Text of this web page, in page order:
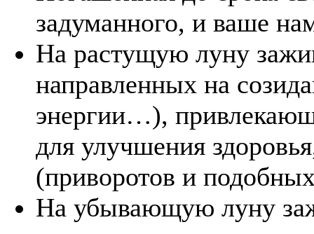
задуманного, и ваше
На растущую луну
направленных на
энергии…),
для улучшения
(приворотов и
На убывающую луну